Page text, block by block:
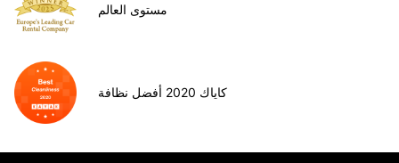
مستوى العالم
كاياك 2020 أفضل نظافة